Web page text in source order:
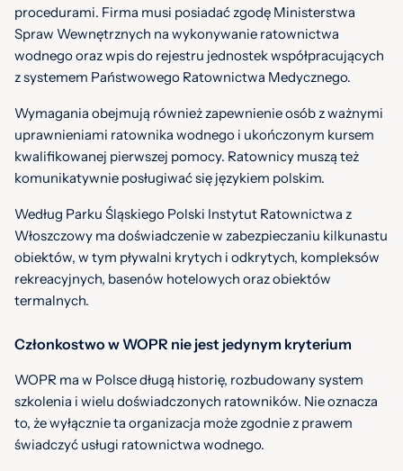
procedurami. Firma musi posiadać zgodę Ministerstwa
Spraw Wewnętrznych na wykonywanie ratownictwa
wodnego oraz wpis do rejestru jednostek współpracujących
z systemem Państwowego Ratownictwa Medycznego.
Wymagania obejmują również zapewnienie osób z ważnymi
uprawnieniami ratownika wodnego i ukończonym kursem
kwalifikowanej pierwszej pomocy. Ratownicy muszą też
komunikatywnie posługiwać się językiem polskim.
Według Parku Śląskiego Polski Instytut Ratownictwa z
Włoszczowy ma doświadczenie w zabezpieczaniu kilkunastu
obiektów, w tym pływalni krytych i odkrytych, kompleksów
rekreacyjnych, basenów hotelowych oraz obiektów
termalnych.
Członkostwo w WOPR nie jest jedynym kryterium
WOPR ma w Polsce długą historię, rozbudowany system
szkolenia i wielu doświadczonych ratowników. Nie oznacza
to, że wyłącznie ta organizacja może zgodnie z prawem
świadczyć usługi ratownictwa wodnego.